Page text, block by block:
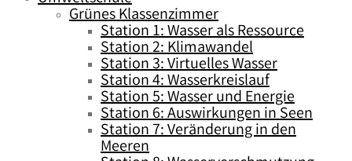
Grünes Klassenzimmer
Station 1: Wasser als Ressource
Station 2: Klimawandel
Station 3: Virtuelles Wasser
Station 4: Wasserkreislauf
Station 5: Wasser und Energie
Station 6: Auswirkungen in Seen
Station 7: Veränderung in den
Meeren